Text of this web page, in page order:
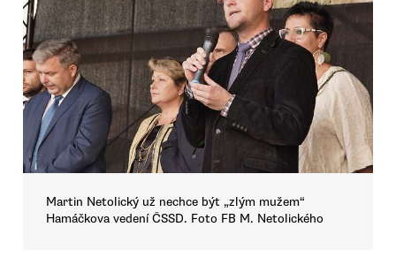
Martin Netolický už nechce být „zlým mužem“
Hamáčkova vedení ČSSD. Foto FB M. Netolického